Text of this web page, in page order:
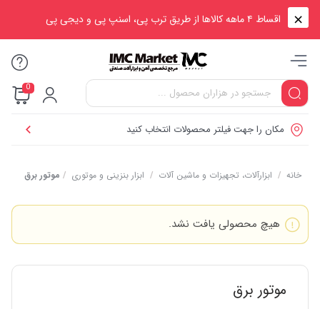
اقساط ۴ ماهه کالاها از طریق ترب پی، اسنپ پی و دیجی پی
0
مکان را جهت فیلتر محصولات انتخاب کنید
خانه / ابزارآلات، تجهیزات و ماشین آلات / ابزار بنزینی و موتوری / موتور برق
هیچ محصولی یافت نشد.
موتور برق